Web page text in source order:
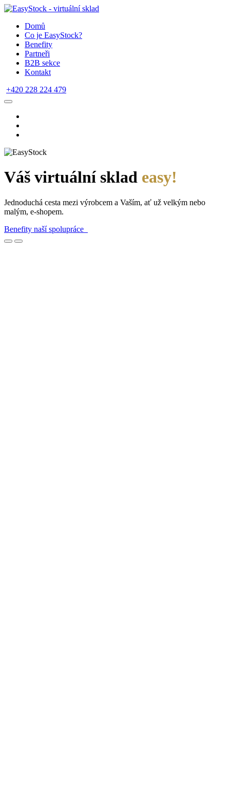
Domů
Co je EasyStock?
Benefity
Partneři
B2B sekce
Kontakt
+420 228 224 479
Váš virtuální sklad easy!
Jednoduchá cesta mezi výrobcem a Vaším, ať už velkým nebo
malým, e-shopem.
Benefity naší spolupráce